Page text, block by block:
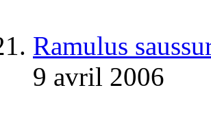
Ramulus
9 avril 2006